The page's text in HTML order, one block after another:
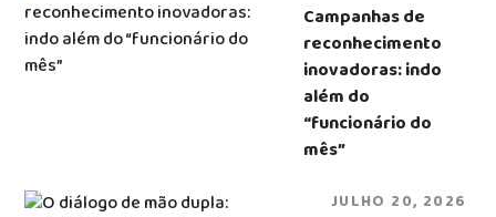
Campanhas de
reconhecimento
inovadoras: indo
além do
“funcionário do
mês”
JULHO 20, 2026